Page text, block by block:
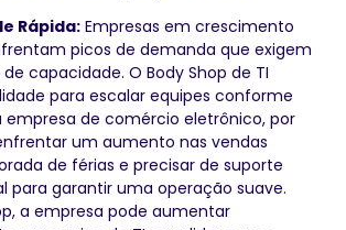
Rápida: Empresas em crescimento
picos de demanda que exigem
capacidade. O Body Shop de TI
para escalar equipes conforme
empresa de comércio eletrônico, por
um aumento nas vendas
de férias e precisar de suporte
para garantir uma operação suave.
a empresa pode aumentar